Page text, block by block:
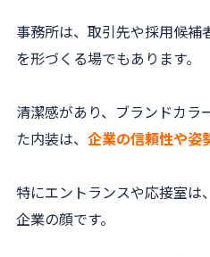
事務所は、取引先や採用候
を形づくる場でもあります。
清潔感があり、ブランドカラ
た内装は、 企業の信頼性や姿
特にエントランスや応接室は
企業の顔です。